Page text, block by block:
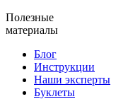
Полезные
материалы
Блог
Инструкции
Наши эксперты
Буклеты